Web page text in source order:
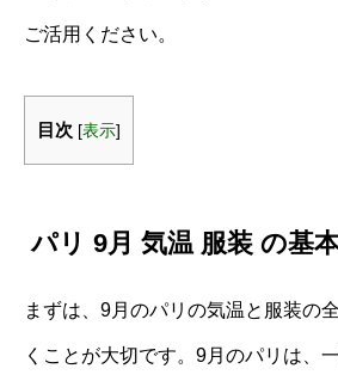
ご活用ください。
目次 [表示]
パリ 9月 気温 服装 の基
まずは、9月のパリの気温と服装の
くことが大切です。9月のパリは、